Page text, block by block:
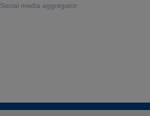
Social media aggregator